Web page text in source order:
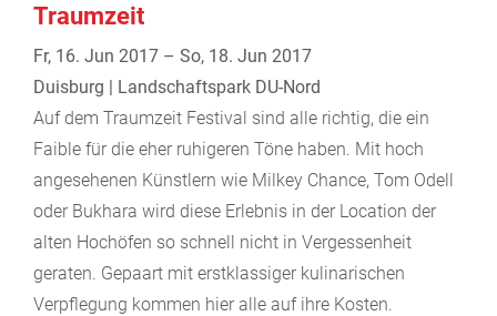
Traumzeit
Fr, 16. Jun 2017 – So, 18. Jun 2017
Duisburg | Landschaftspark DU-Nord
Auf dem Traumzeit Festival sind alle richtig, die ein
Faible für die eher ruhigeren Töne haben. Mit hoch
angesehenen Künstlern wie Milkey Chance, Tom Odell
oder Bukhara wird diese Erlebnis in der Location der
alten Hochöfen so schnell nicht in Vergessenheit
geraten. Gepaart mit erstklassiger kulinarischen
Verpflegung kommen hier alle auf ihre Kosten.